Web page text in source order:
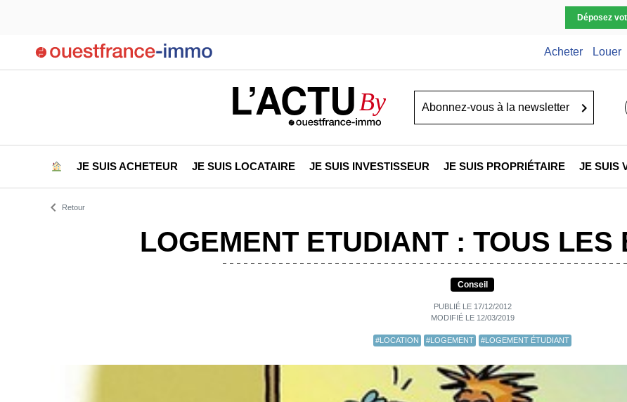
Déposez
Acheter Louer
L’ACTU By
JE SUIS ACHETEUR JE SUIS LOCATAIRE JE SUIS INVESTISSEUR JE SUIS PROPRIÉTAIRE JE SUIS
Retour
LOGEMENT ETUDIANT : TOUS LES
Conseil
PUBLIÉ LE 17/12/2012
MODIFIÉ LE 12/03/2019
#LOCATION #LOGEMENT #LOGEMENT ÉTUDIANT